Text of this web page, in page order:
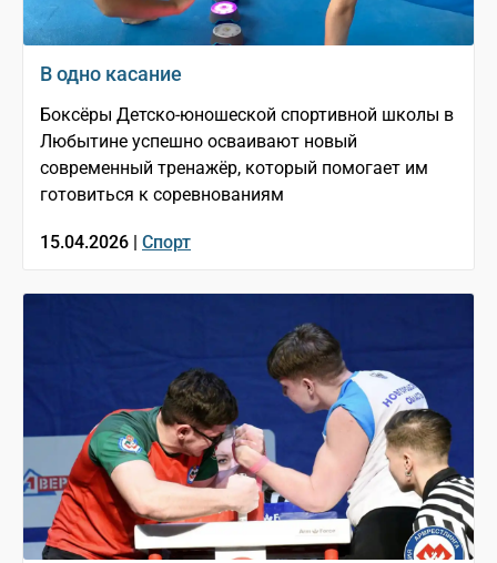
В одно касание
Боксёры Детско-юношеской спортивной школы в
Любытине успешно осваивают новый
современный тренажёр, который помогает им
готовиться к соревнованиям
15.04.2026 | Спорт